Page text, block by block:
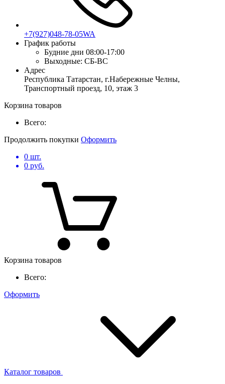
+7(927)048-78-05WA
График работы
Будние дни 08:00-17:00
Выходные: СБ-ВС
Адрес
Республика Татарстан, г.Набережные Челны,
Транспортный проезд, 10, этаж 3
Корзина товаров
Всего:
Продолжить покупки Оформить
0 шт.
0 руб.
Корзина товаров
Всего:
Оформить
Каталог товаров